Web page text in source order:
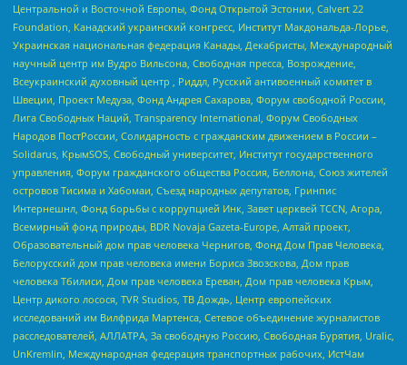
Центральной и Восточной Европы, Фонд Открытой Эстонии, Calvert 22
Foundation, Канадский украинский конгресс, Институт Макдональда-Лорье,
Украинская национальная федерация Канады, Декабристы, Международный
научный центр им Вудро Вильсона, Свободная пресса, Возрождение,
Всеукраинский духовный центр , Риддл, Русский антивоенный комитет в
Швеции, Проект Медуза, Фонд Андрея Сахарова, Форум свободной России,
Лига Свободных Наций, Transparеncy International, Форум Свободных
Народов ПостРоссии, Солидарность с гражданским движением в России –
Solidarus, КрымSOS, Свободный университет, Институт государственного
управления, Форум гражданского общества Россия, Беллона, Союз жителей
островов Тисима и Хабомаи, Съезд народных депутатов, Гринпис
Интернешнл, Фонд борьбы с коррупцией Инк, Завет церквей TCCN, Агора,
Всемирный фонд природы, BDR Novaja Gazeta-Europe, Алтай проект,
Образовательный дом прав человека Чернигов, Фонд Дом Прав Человека,
Белорусский дом прав человека имени Бориса Звозскова, Дом прав
человека Тбилиси, Дом прав человека Ереван, Дом прав человека Крым,
Центр дикого лосося, TVR Studios, ТВ Дождь, Центр европейских
исследований им Вилфрида Мартенса, Сетевое объединение журналистов
расследователей, АЛЛАТРА, За свободную Россию, Свободная Бурятия, Uralic,
UnKremlin, Международная федерация транспортных рабочих, ИстЧам